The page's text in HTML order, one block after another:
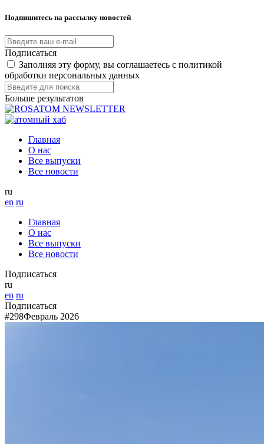
Подпишитесь на рассылку новостей
Подписаться
Заполняя эту форму, вы соглашаетесь с политикой
обработки персональных данных
Больше результатов
Главная
О нас
Все выпуски
Все новости
ru
en ru
Главная
О нас
Все выпуски
Все новости
Подписаться
ru
en ru
Подписаться
#298Февраль 2026